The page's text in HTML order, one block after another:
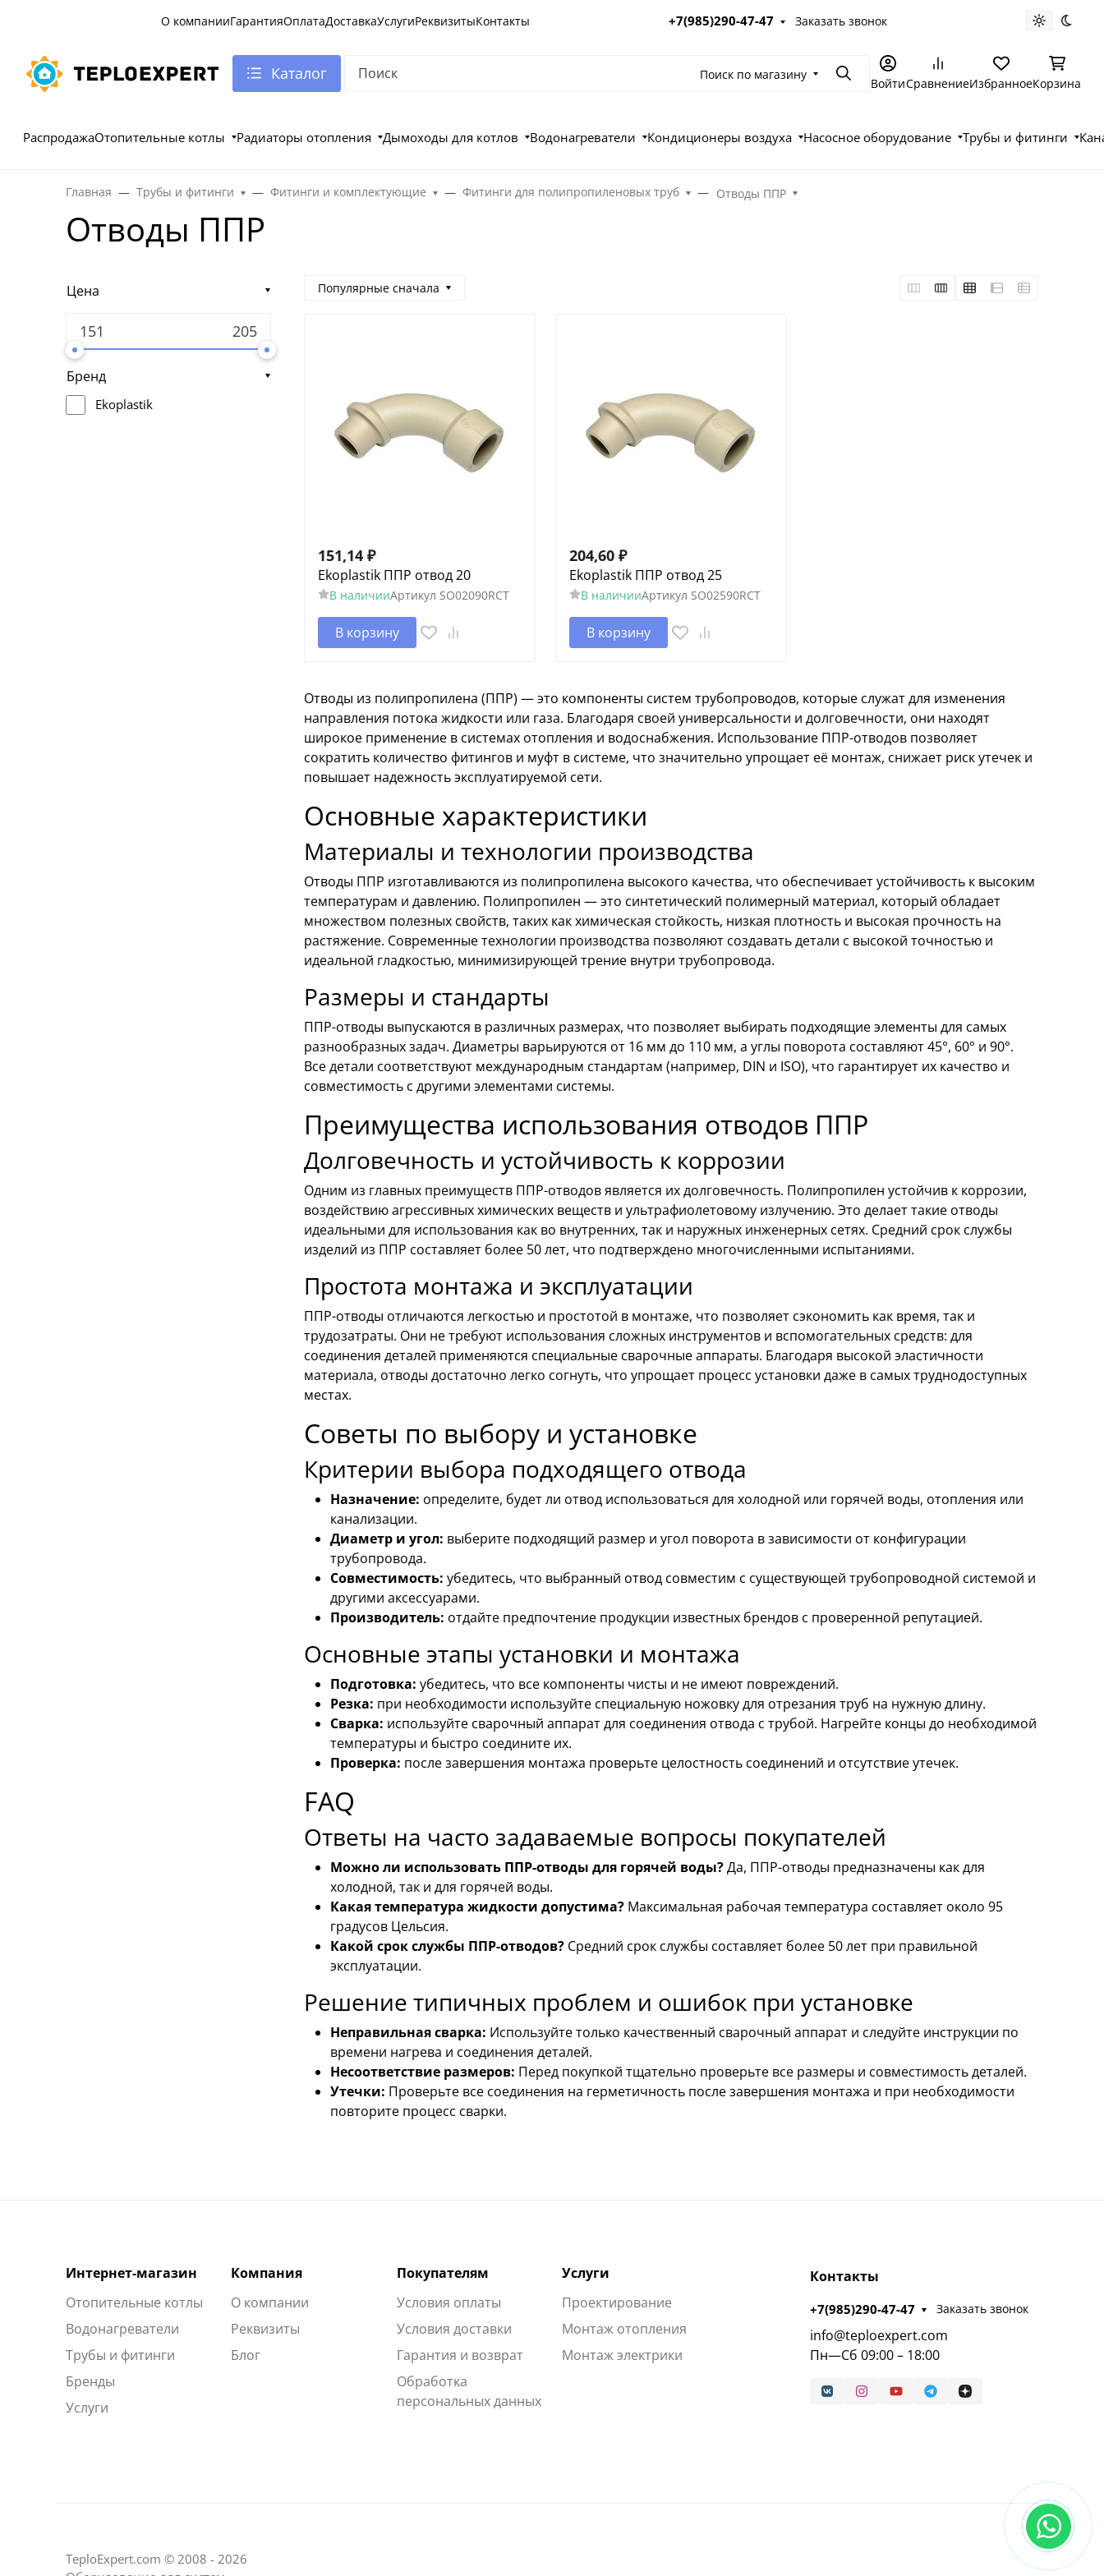
О компанииГарантияОплатаДоставкаУслугиРеквизитыКонтакты +7(985)290-47-47 Заказать звонок Светлая
Каталог Поиск по магазину ПоискВойтиСравнениеИзбранноеКорзина
РаспродажаОтопительные котлы Радиаторы отопления Дымоходы для котлов Водонагреватели Кондиционеры воздуха Насосное оборудование Трубы и фитинги
Главная Трубы и фитинги Фитинги и комплектующие Фитинги для полипропиленовых труб Отводы ППР
Отводы ППР
Цена
Бренд
Ekoplastik
Популярные сначала
151,14 ₽
Ekoplastik ППР отвод 20
В наличииАртикул SO02090RCT
В корзину
204,60 ₽
Ekoplastik ППР отвод 25
В наличииАртикул SO02590RCT
В корзину
Отводы из полипропилена (ППР) — это компоненты систем трубопроводов, которые служат для изменения
направления потока жидкости или газа. Благодаря своей универсальности и долговечности, они находят
широкое применение в системах отопления и водоснабжения. Использование ППР-отводов позволяет
сократить количество фитингов и муфт в системе, что значительно упрощает её монтаж, снижает риск утечек и
повышает надежность эксплуатируемой сети.
Основные характеристики
Материалы и технологии производства
Отводы ППР изготавливаются из полипропилена высокого качества, что обеспечивает устойчивость к высоким
температурам и давлению. Полипропилен — это синтетический полимерный материал, который обладает
множеством полезных свойств, таких как химическая стойкость, низкая плотность и высокая прочность на
растяжение. Современные технологии производства позволяют создавать детали с высокой точностью и
идеальной гладкостью, минимизирующей трение внутри трубопровода.
Размеры и стандарты
ППР-отводы выпускаются в различных размерах, что позволяет выбирать подходящие элементы для самых
разнообразных задач. Диаметры варьируются от 16 мм до 110 мм, а углы поворота составляют 45°, 60° и 90°.
Все детали соответствуют международным стандартам (например, DIN и ISO), что гарантирует их качество и
совместимость с другими элементами системы.
Преимущества использования отводов ППР
Долговечность и устойчивость к коррозии
Одним из главных преимуществ ППР-отводов является их долговечность. Полипропилен устойчив к коррозии,
воздействию агрессивных химических веществ и ультрафиолетовому излучению. Это делает такие отводы
идеальными для использования как во внутренних, так и наружных инженерных сетях. Средний срок службы
изделий из ППР составляет более 50 лет, что подтверждено многочисленными испытаниями.
Простота монтажа и эксплуатации
ППР-отводы отличаются легкостью и простотой в монтаже, что позволяет сэкономить как время, так и
трудозатраты. Они не требуют использования сложных инструментов и вспомогательных средств: для
соединения деталей применяются специальные сварочные аппараты. Благодаря высокой эластичности
материала, отводы достаточно легко согнуть, что упрощает процесс установки даже в самых труднодоступных
местах.
Советы по выбору и установке
Критерии выбора подходящего отвода
Назначение: определите, будет ли отвод использоваться для холодной или горячей воды, отопления или
канализации.
Диаметр и угол: выберите подходящий размер и угол поворота в зависимости от конфигурации
трубопровода.
Совместимость: убедитесь, что выбранный отвод совместим с существующей трубопроводной системой и
другими аксессуарами.
Производитель: отдайте предпочтение продукции известных брендов с проверенной репутацией.
Основные этапы установки и монтажа
Подготовка: убедитесь, что все компоненты чисты и не имеют повреждений.
Резка: при необходимости используйте специальную ножовку для отрезания труб на нужную длину.
Сварка: используйте сварочный аппарат для соединения отвода с трубой. Нагрейте концы до необходимой
температуры и быстро соедините их.
Проверка: после завершения монтажа проверьте целостность соединений и отсутствие утечек.
FAQ
Ответы на часто задаваемые вопросы покупателей
Можно ли использовать ППР-отводы для горячей воды?Да, ППР-отводы предназначены как для
холодной, так и для горячей воды.
Какая температура жидкости допустима? Максимальная рабочая температура составляет около 95
градусов Цельсия.
Какой срок службы ППР-отводов? Средний срок службы составляет более 50 лет при правильной
эксплуатации.
Решение типичных проблем и ошибок при установке
Неправильная сварка: Используйте только качественный сварочный аппарат и следуйте инструкции по
времени нагрева и соединения деталей.
Несоответствие размеров: Перед покупкой тщательно проверьте все размеры и совместимость деталей.
Утечки: Проверьте все соединения на герметичность после завершения монтажа и при необходимости
повторите процесс сварки.
Интернет-магазин
Отопительные котлы
Водонагреватели
Трубы и фитинги
Бренды
Услуги
Компания
О компании
Реквизиты
Блог
Покупателям
Условия оплаты
Условия доставки
Гарантия и возврат
Обработка
персональных данных
Услуги
Проектирование
Монтаж отопления
Монтаж электрики
Контакты
+7(985)290-47-47 Заказать звонок
info@teploexpert.com
Пн—Сб 09:00 – 18:00
TeploExpert.com © 2008 - 2026